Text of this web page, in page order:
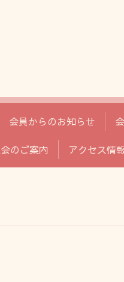
会員からのお知らせ
のご案内 アクセス情